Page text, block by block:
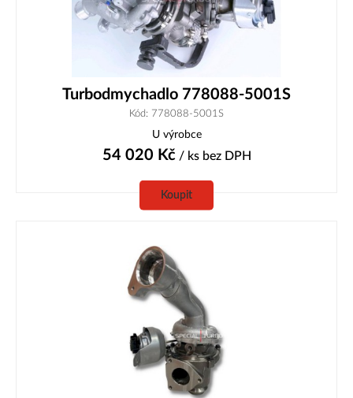
Turbodmychadlo 778088-5001S
Kód: 778088-5001S
U výrobce
54 020 Kč/ ks bez DPH
Koupit